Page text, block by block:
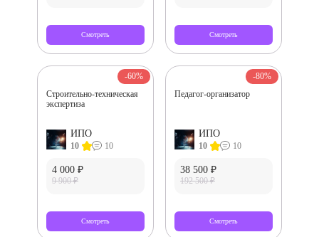
Смотреть Смотреть
ИПО
10 10
Строительно-техническая
экспертиза
4 000 ₽
9 900 ₽
-60%
Смотреть
ИПО
10 10
Педагог-организатор
38 500 ₽
192 500 ₽
-80%
Смотреть